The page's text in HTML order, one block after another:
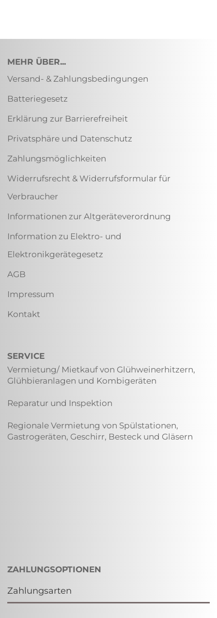
MEHR ÜBER...
Versand- & Zahlungsbedingungen
Batteriegesetz
Erklärung zur Barrierefreiheit
Privatsphäre und Datenschutz
Zahlungsmöglichkeiten
Widerrufsrecht & Widerrufsformular für
Verbraucher
Informationen zur Altgeräteverordnung
Information zu Elektro- und
Elektronikgerätegesetz
AGB
Impressum
Kontakt
SERVICE
Vermietung/ Mietkauf von Glühweinerhitzern,
Glühbieranlagen und Kombigeräten
Reparatur und Inspektion
Regionale Vermietung von Spülstationen,
Gastrogeräten, Geschirr, Besteck und Gläsern
ZAHLUNGSOPTIONEN
Zahlungsarten